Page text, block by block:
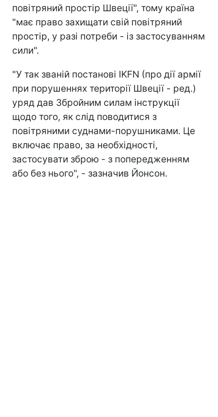
повітряний простір Швеції", тому країна
"має право захищати свій повітряний
простір, у разі потреби - із застосуванням
сили".
"У так званій постанові IKFN (про дії армії
при порушеннях території Швеції - ред.)
уряд дав Збройним силам інструкції
щодо того, як слід поводитися з
повітряними суднами-порушниками. Це
включає право, за необхідності,
застосувати зброю - з попередженням
або без нього", - зазначив Йонсон.